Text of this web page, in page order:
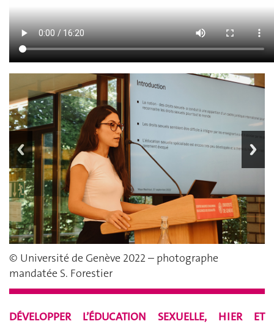
© Université de Genève 2022 – photographe
mandatée S. Forestier
DÉVELOPPER L’ÉDUCATION SEXUELLE, HIER ET